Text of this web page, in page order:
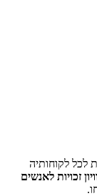
לקוחותיה
זכויות לאנשים